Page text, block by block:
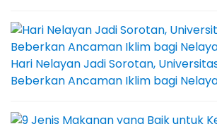
Hari Nelayan Jadi Sorotan,
Beberkan Ancaman Iklim bagi